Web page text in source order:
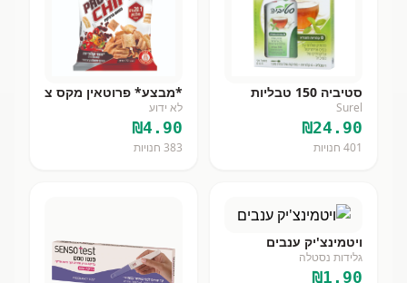
סטיביה 150 טבליות
Surel
₪24.90
401 חנויות
*מבצע* פרוטאין מקס צ
לא ידוע
₪4.90
383 חנויות
ויטמינצ'יק ענבים
גלידות נסטלה
₪1.90